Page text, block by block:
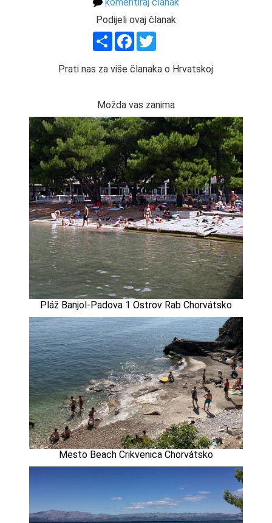
Podijeli ovaj članak
ShareFacebook
Prati nas za više članaka o Hrvatskoj
Možda vas zanima
Pláž Banjol-Padova 1 Ostrov Rab Chorvátsko
Mesto Beach Crikvenica Chorvátsko